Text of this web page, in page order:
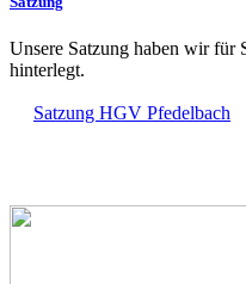
Unsere Satzung haben wir für
hinterlegt.
Satzung HGV Pfedelbach